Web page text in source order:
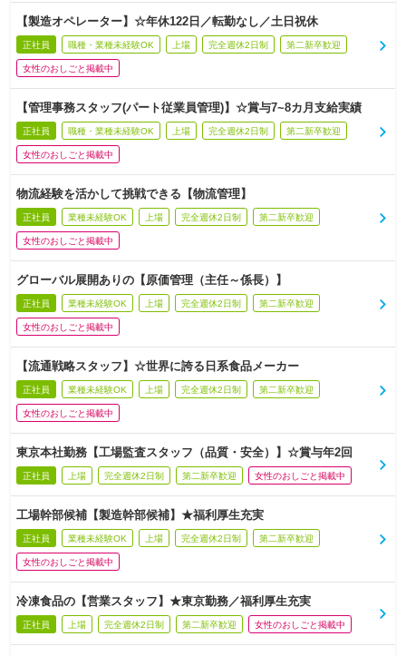
【製造オペレーター】☆年休122日／転勤なし／土日祝休
正社員 職種・業種未経験OK 上場 完全週休2日制 第二新卒歓迎
女性のおしごと掲載中
【管理事務スタッフ(パート従業員管理)】☆賞与7~8カ月支給実績
正社員 職種・業種未経験OK 上場 完全週休2日制 第二新卒歓迎
女性のおしごと掲載中
物流経験を活かして挑戦できる【物流管理】
正社員 業種未経験OK 上場 完全週休2日制 第二新卒歓迎
女性のおしごと掲載中
グローバル展開ありの【原価管理（主任～係長）】
正社員 業種未経験OK 上場 完全週休2日制 第二新卒歓迎
女性のおしごと掲載中
【流通戦略スタッフ】☆世界に誇る日系食品メーカー
正社員 業種未経験OK 上場 完全週休2日制 第二新卒歓迎
女性のおしごと掲載中
東京本社勤務【工場監査スタッフ（品質・安全）】☆賞与年2回
正社員 上場 完全週休2日制 第二新卒歓迎 女性のおしごと掲載中
工場幹部候補【製造幹部候補】★福利厚生充実
正社員 業種未経験OK 上場 完全週休2日制 第二新卒歓迎
女性のおしごと掲載中
冷凍食品の【営業スタッフ】★東京勤務／福利厚生充実
正社員 上場 完全週休2日制 第二新卒歓迎 女性のおしごと掲載中